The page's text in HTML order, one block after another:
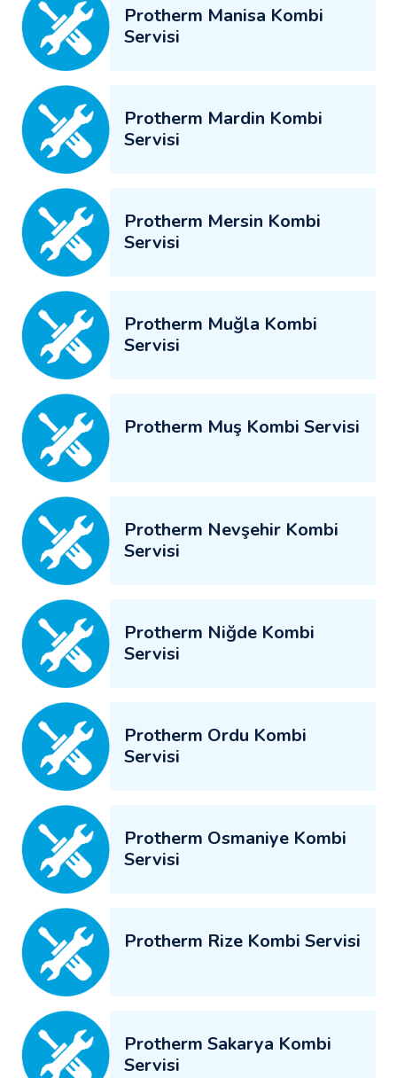
Protherm Manisa Kombi
Servisi
Protherm Mardin Kombi
Servisi
Protherm Mersin Kombi
Servisi
Protherm Muğla Kombi
Servisi
Protherm Muş Kombi Servisi
Protherm Nevşehir Kombi
Servisi
Protherm Niğde Kombi
Servisi
Protherm Ordu Kombi
Servisi
Protherm Osmaniye Kombi
Servisi
Protherm Rize Kombi Servisi
Protherm Sakarya Kombi
Servisi